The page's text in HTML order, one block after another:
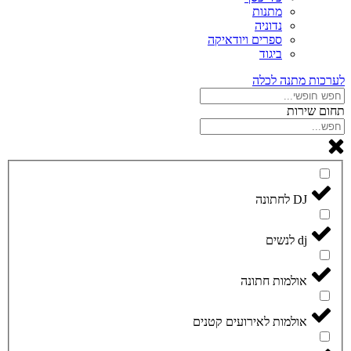
מתנות
נדוניה
ספרים ויודאיקה
ביגוד
לערכות מתנה לכלה
תחום שירות
DJ לחתונה
dj לנשים
אולמות חתונה
אולמות לאירועים קטנים